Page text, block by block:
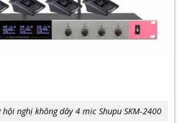
nghị không dây 4 mic Shupu SKM-2400